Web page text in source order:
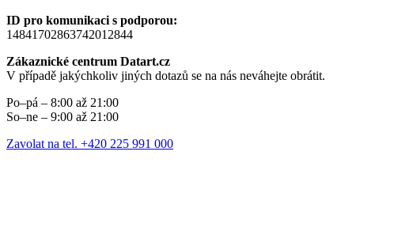
ID pro komunikaci s podporou:
14841702863742012844
Zákaznické centrum Datart.cz
V případě jakýchkoliv jiných dotazů se na nás neváhejte obrátit.
Po–pá – 8:00 až 21:00
So–ne – 9:00 až 21:00
Zavolat na tel. +420 225 991 000